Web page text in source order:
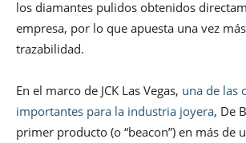
los diamantes pulidos obtenidos
empresa, por lo que apuesta una vez
trazabilidad.
En el marco de JCK Las Vegas, una de las
importantes para la industria joyera, De
primer producto (o “beacon”) en más de